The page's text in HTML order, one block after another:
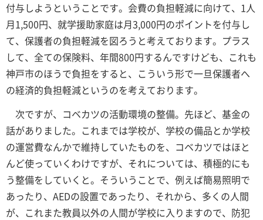
付与しようということです。会費の負担軽減に向けて、1人
月1,500円、就学援助家庭は月3,000円のポイントを付与し
て、保護者の負担軽減を図ろうと考えております。プラス
して、全ての保険料、年間800円するんですけども、これも
神戸市のほうで負担をすると、こういう形で一旦保護者へ
の経済的負担軽減というのを考えております。
次ですが、コベカツの活動環境の整備。先ほど、基金の
話がありました。これまでは学校が、学校の備品とか学校
の運営費なんかで維持していたものを、コベカツではほと
んど使っていくわけですが、それについては、積極的にも
う整備をしていくと。そういうことで、例えば簡易照明で
あったり、AEDの設置であったり、それから、多くの人間
が、これまた教員以外の人間が学校に入りますので、防犯